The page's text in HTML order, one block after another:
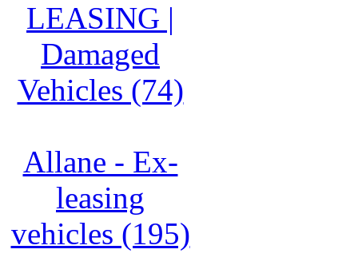
LEASING |
Damaged
Vehicles (74)
Allane - Ex-
leasing
vehicles (195)